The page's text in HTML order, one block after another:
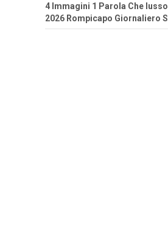
4 Immagini 1 Parola Che
2026 Rompicapo Giornaliero